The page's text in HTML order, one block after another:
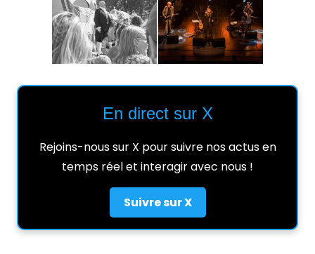
En direct sur X
Rejoins-nous sur X pour suivre nos actus en
temps réel et interagir avec nous !
Suivre sur X